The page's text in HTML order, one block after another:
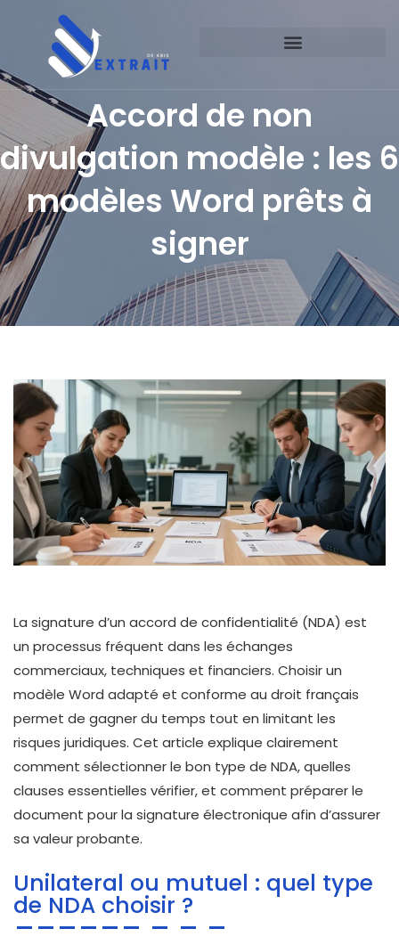
Accord de non
divulgation modèle : les 6
modèles Word prêts à
signer
La signature d’un accord de confidentialité (NDA) est
un processus fréquent dans les échanges
commerciaux, techniques et financiers. Choisir un
modèle Word adapté et conforme au droit français
permet de gagner du temps tout en limitant les
risques juridiques. Cet article explique clairement
comment sélectionner le bon type de NDA, quelles
clauses essentielles vérifier, et comment préparer le
document pour la signature électronique afin d’assurer
sa valeur probante.
Unilateral ou mutuel : quel type
de NDA choisir ?